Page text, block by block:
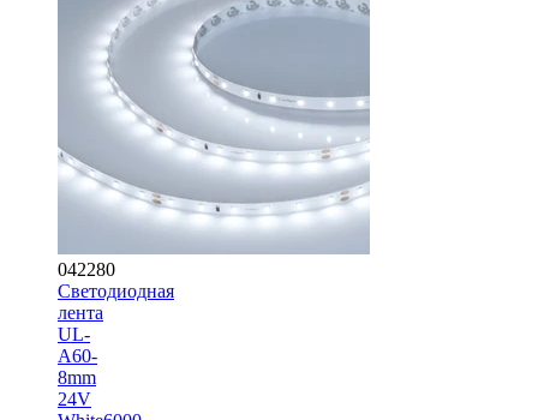
042280
Светодиодная
лента
UL-
A60-
8mm
24V